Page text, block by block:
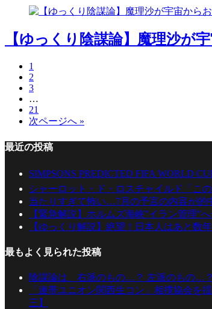
【ゆっくり陰謀論】魔理沙が
1
2
3
…
21
次ページへ »
最近の投稿
SIMPSONS PREDICTED FIFA WORLD
シャーロット・ド・ロスチャイルド「この
当たりすぎて怖い…7月の予言の内容が的
【緊急解説】ホルムズ海峡”イラン管理”
【ゆっくり解説】絶望！日本人はあと数
最もよく見られた投稿
陰謀論は、右派のもの…？ 左派のもの…
「連帯ユニオン関西生コン」相撲協会
三】